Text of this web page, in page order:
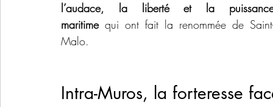
l’audace, la liberté et la
maritime qui ont fait la renommée de
Malo.
Intra-Muros, la forteresse